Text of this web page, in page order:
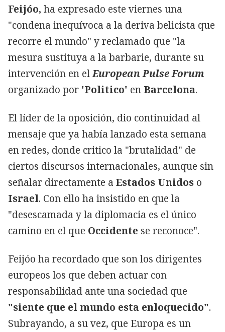
Feijóo, ha expresado este viernes una
"condena inequívoca a la deriva belicista que
recorre el mundo" y reclamado que "la
mesura sustituya a la barbarie, durante su
intervención en elEuropean Pulse Forum
organizado por 'Politico' en Barcelona.
El líder de la oposición, dio continuidad al
mensaje que ya había lanzado esta semana
en redes, donde critico la "brutalidad" de
ciertos discursos internacionales, aunque sin
señalar directamente a Estados Unidos o
Israel. Con ello ha insistido en que la
"desescamada y la diplomacia es el único
camino en el que Occidente se reconoce".
Feijóo ha recordado que son los dirigentes
europeos los que deben actuar con
responsabilidad ante una sociedad que
"siente que el mundo esta enloquecido".
Subrayando, a su vez, que Europa es un